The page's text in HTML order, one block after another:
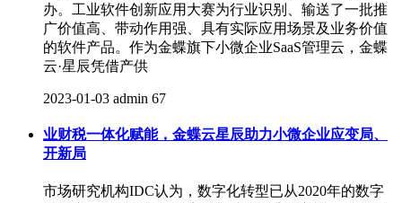
办。工业软件创新应用大赛为行业识别、输送了一批推
广价值高、带动作用强、具有实际应用场景及业务价值
的软件产品。作为金蝶旗下小微企业SaaS管理云，金蝶
云·星辰凭借产供
2023-01-03 admin 67
业财税一体化赋能，金蝶云星辰助力小微企业应变局、
开新局
市场研究机构IDC认为，数字化转型已从2020年的数字